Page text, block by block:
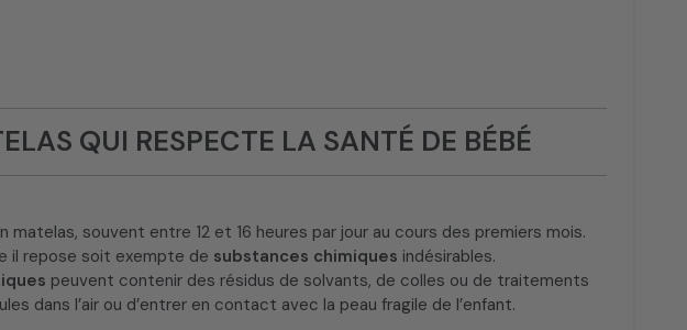
QUI RESPECTE LA SANTÉ DE BÉBÉ
matelas, souvent entre 12 et 16 heures par jour au cours des premiers mois.
il repose soit exempte de substances chimiques indésirables.
peuvent contenir des résidus de solvants, de colles ou de traitements
dans l’air ou d’entrer en contact avec la peau fragile de l’enfant.